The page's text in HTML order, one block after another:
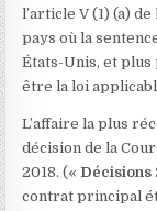
l’article V (1) (a)
pays où la
États-Unis, et
être la loi
L’affaire la plus
décision de la
2018. (« Décisions
contrat principal